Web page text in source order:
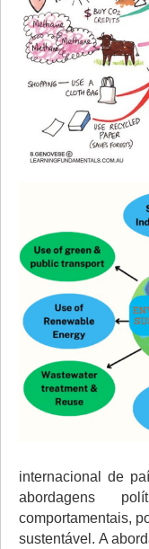
internacional de
abordagens
comportamentais,
sustentável. A